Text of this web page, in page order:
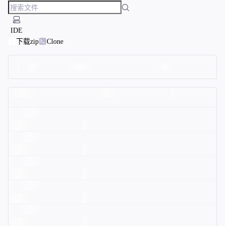
IDE
下载zip
Clone